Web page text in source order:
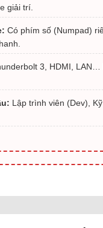
giải trí.
Có phím số (Numpad)
3, HDMI, LAN…
Lập trình viên (Dev),